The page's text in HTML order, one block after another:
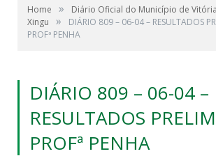
Home »
Diário Oficial do Município de
Xingu
»
DIÁRIO 809 – 06-04 – RESULTADOS
PROFª PENHA
DIÁRIO 809 – 06-04 –
RESULTADOS
PROFª PENHA